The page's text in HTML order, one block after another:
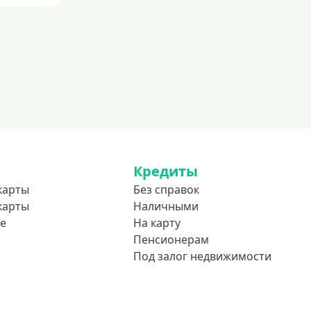
В декрете
Обеспечение
Кредиты
Без справок
Наличными
На карту
Пенсионерам
Под залог недвижимости